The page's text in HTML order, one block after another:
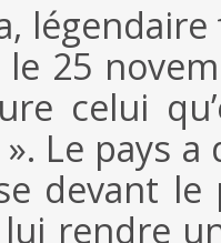
25
celui
Le pays
devant
rendre